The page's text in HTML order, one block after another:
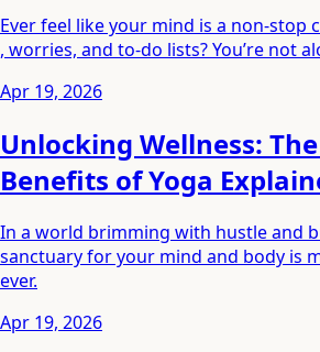
Ever feel like your mind is a non-stop
, worries, and to-do lists? You’re not
Apr 19, 2026
Unlocking Wellness:
Benefits of Yoga
In a world brimming with hustle and
sanctuary for your mind and body is
ever.
Apr 19, 2026